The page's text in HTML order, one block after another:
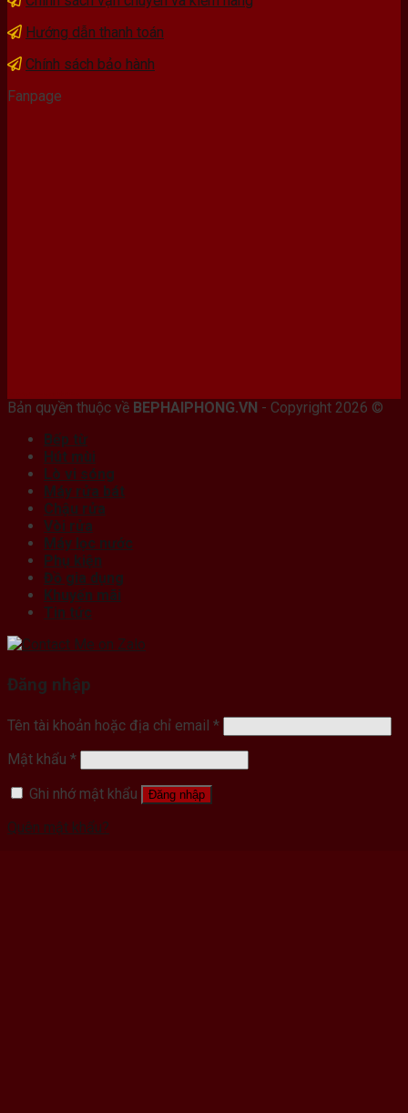
Hướng dẫn thanh toán
Chính sách bảo hành
Fanpage
Bản quyền thuộc về BEPHAIPHONG.VN - Copyright 2026 ©
Bếp từ
Hút mùi
Lò vi sóng
Máy rửa bát
Chậu rửa
Vòi rửa
Máy lọc nước
Phụ kiện
Đồ gia dụng
Khuyến mãi
Tin tức
Đăng nhập
Tên tài khoản hoặc địa chỉ email *
Mật khẩu *
Ghi nhớ mật khẩu
Đăng nhập
Quên mật khẩu?